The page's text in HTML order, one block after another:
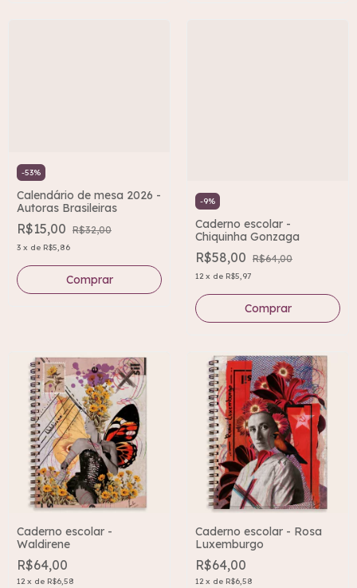
-53%
Calendário de mesa 2026 -
Autoras Brasileiras
R$15,00 R$32,00
3 x de R$5,86
-9%
Caderno escolar -
Chiquinha Gonzaga
R$58,00 R$64,00
12 x de R$5,97
Caderno escolar -
Waldirene
R$64,00
12 x de R$6,58
Caderno escolar - Rosa
Luxemburgo
R$64,00
12 x de R$6,58